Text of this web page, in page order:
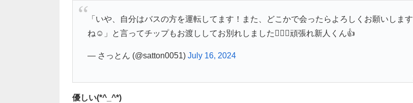
「いや、自分はバスの方を運転してます！また、どこかで会ったらよろしくお願いします
ね☺️」と言ってチップもお渡ししてお別れしました🙆🏻‍♂️頑張れ新人くん👍
— さっとん (@satton0051) July 16, 2024
優しい(*^_^*)